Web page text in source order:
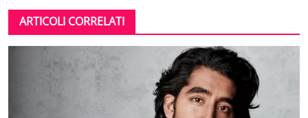
ARTICOLI CORRELATI